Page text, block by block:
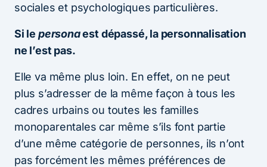
sociales et psychologiques particulières.
Si le personaest dépassé, la personnalisation
ne l’est pas.
Elle va même plus loin. En effet, on ne peut
plus s’adresser de la même façon à tous les
cadres urbains ou toutes les familles
monoparentales car même s’ils font partie
d’une même catégorie de personnes, ils n’ont
pas forcément les mêmes préférences de